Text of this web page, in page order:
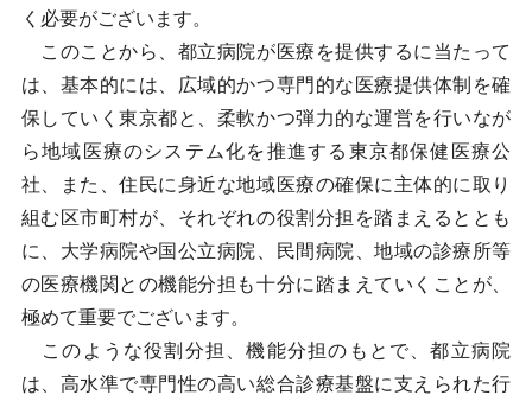
く必要がございます。
このことから、都立病院が医療を提供するに当たって
は、基本的には、広域的かつ専門的な医療提供体制を確
保していく東京都と、柔軟かつ弾力的な運営を行いなが
ら地域医療のシステム化を推進する東京都保健医療公
社、また、住民に身近な地域医療の確保に主体的に取り
組む区市町村が、それぞれの役割分担を踏まえるととも
に、大学病院や国公立病院、民間病院、地域の診療所等
の医療機関との機能分担も十分に踏まえていくことが、
極めて重要でございます。
このような役割分担、機能分担のもとで、都立病院
は、高水準で専門性の高い総合診療基盤に支えられた行